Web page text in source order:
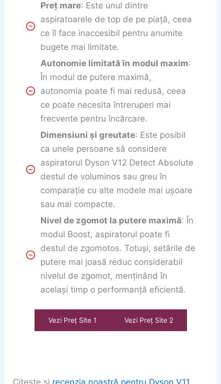
Preț mare: Este unul dintre
aspiratoarele de top de pe piață, ceea
ce îl face inaccesibil pentru anumite
bugete mai limitate.
Autonomie limitată în modul maxim:
În modul de putere maximă,
autonomia poate fi mai redusă, ceea
ce poate necesita întreruperi mai
frecvente pentru încărcare.
Dimensiuni și greutate: Este posibil
ca unele persoane să considere
aspiratorul Dyson V12 Detect Absolute
destul de voluminos sau greu în
comparație cu alte modele mai ușoare
sau mai compacte.
Nivel de zgomot la putere maximă: În
modul Boost, aspiratorul poate fi
destul de zgomotos. Totuși, setările de
putere mai joasă reduc considerabil
nivelul de zgomot, menținând în
același timp o performanță eficientă.
Vezi Preț Site 1 Vezi Preț Site 2
Citește și recenzia noastră pentru Dyson V11